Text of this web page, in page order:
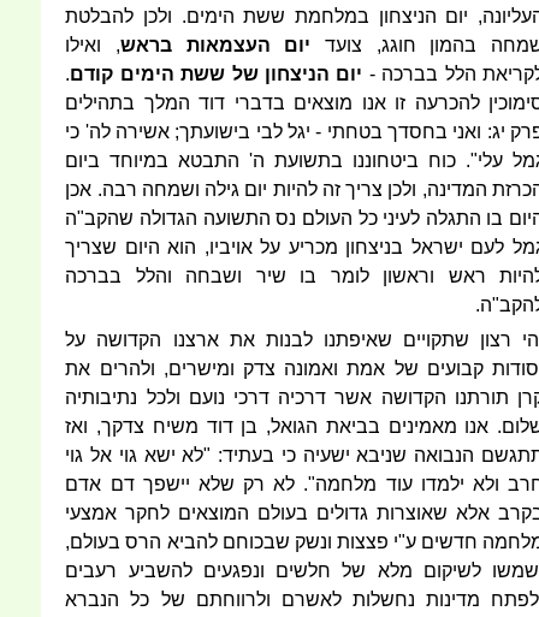
יום הניצחון במלחמת ששת הימים. ולכן להבלטת
בהמון חוגג, צועד יום העצמאות בראש, ואילו
הלל בברכה - יום הניצחון של ששת הימים קודם.
להכרעה זו אנו מוצאים בדברי דוד המלך בתהילים
יג: ואני בחסדך בטחתי - יגל לבי בישועתך; אשירה לה' כי
עלי". כוח ביטחוננו בתשועת ה' התבטא במיוחד ביום
המדינה, ולכן צריך זה להיות יום גילה ושמחה רבה. אכן
בו התגלה לעיני כל העולם נס התשועה הגדולה שהקב"ה
לעם ישראל בניצחון מכריע על אויביו, הוא היום שצריך
ראש וראשון לומר בו שיר ושבחה והלל בברכה
רצון שתקויים שאיפתנו לבנות את ארצנו הקדושה על
קבועים של אמת ואמונה צדק ומישרים, ולהרים את
תורתנו הקדושה אשר דרכיה דרכי נועם ולכל נתיבותיה
אנו מאמינים בביאת הגואל, בן דוד משיח צדקך, ואז
הנבואה שניבא ישעיה כי בעתיד: "לא ישא גוי אל גוי
ולא ילמדו עוד מלחמה". לא רק שלא יישפך דם אדם
אלא שאוצרות גדולים בעולם המוצאים לחקר אמצעי
חדשים ע"י פצצות ונשק שבכוחם להביא הרס בעולם,
לשיקום מלא של חלשים ונפגעים להשביע רעבים
מדינות נחשלות לאשרם ולרווחתם של כל הנברא